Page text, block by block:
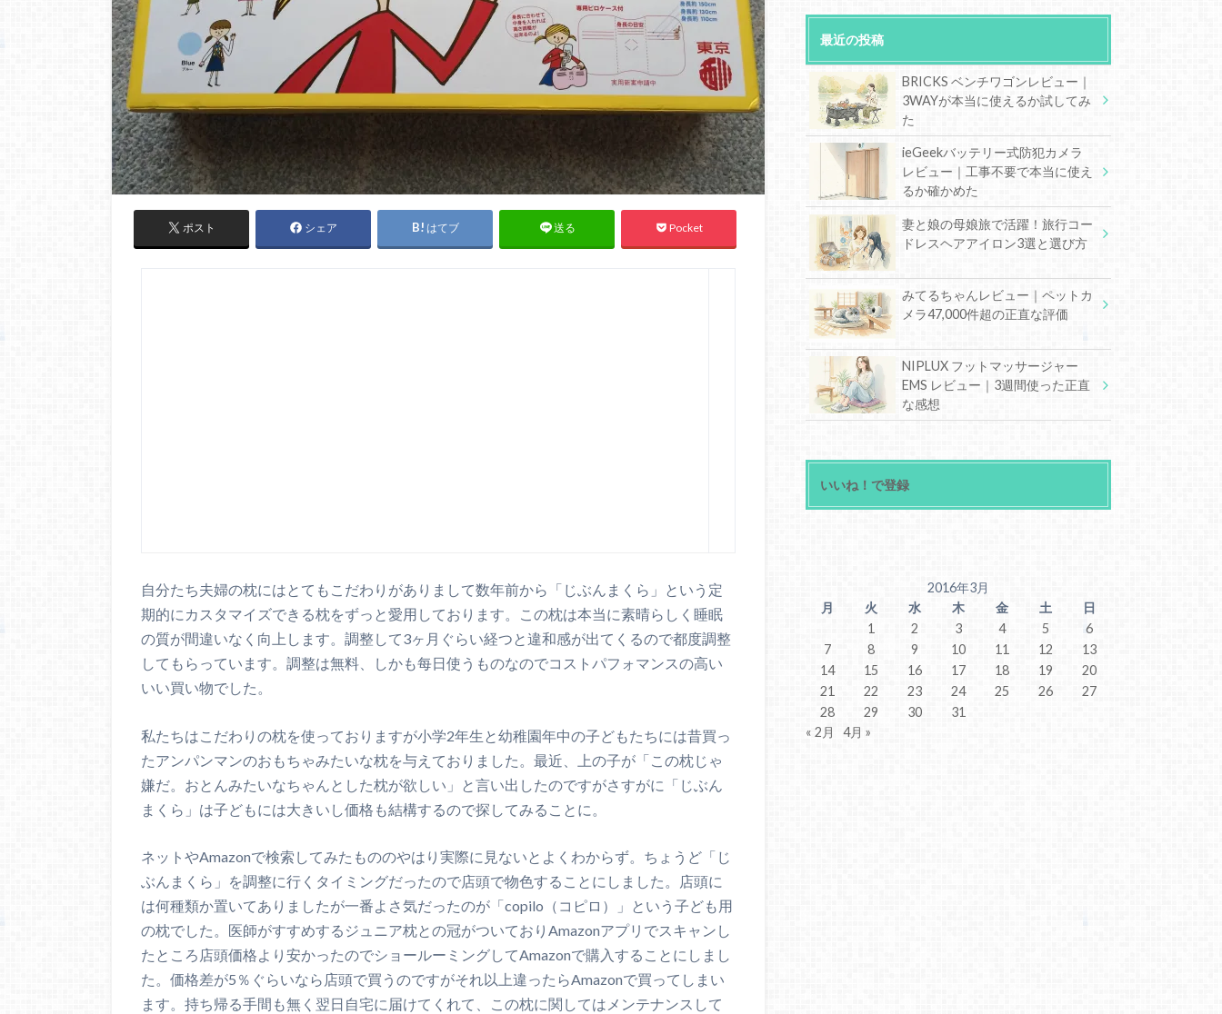
ポスト シェア はてブ 送る Pocket
自分たち夫婦の枕にはとてもこだわりがありまして数年前から「じぶんまくら」という定
期的にカスタマイズできる枕をずっと愛用しております。この枕は本当に素晴らしく睡眠
の質が間違いなく向上します。調整して3ヶ月ぐらい経つと違和感が出てくるので都度調整
してもらっています。調整は無料、しかも每日使うものなのでコストパフォマンスの高い
いい買い物でした。
私たちはこだわりの枕を使っておりますが小学2年生と幼稚園年中の子どもたちには昔買っ
たアンパンマンのおもちゃみたいな枕を与えておりました。最近、上の子が「この枕じゃ
嫌だ。おとんみたいなちゃんとした枕が欲しい」と言い出したのですがさすがに「じぶん
まくら」は子どもには大きいし価格も結構するので探してみることに。
ネットやAmazonで検索してみたもののやはり実際に見ないとよくわからず。ちょうど「じ
ぶんまくら」を調整に行くタイミングだったので店頭で物色することにしました。店頭に
は何種類か置いてありましたが一番よさ気だったのが「copilo（コピロ）」という子ども用
の枕でした。医師がすすめするジュニア枕との冠がついておりAmazonアプリでスキャンし
たところ店頭価格より安かったのでショールーミングしてAmazonで購入することにしまし
た。価格差が5％ぐらいなら店頭で買うのですがそれ以上違ったらAmazonで買ってしまい
ます。持ち帰る手間も無く翌日自宅に届けてくれて、この枕に関してはメンテナンスして
最近の投稿
BRICKS ベンチワゴンレビュー｜
3WAYが本当に使えるか試してみ
た
ieGeekバッテリー式防犯カメラ
レビュー｜工事不要で本当に使え
るか確かめた
妻と娘の母娘旅で活躍！旅行コー
ドレスヘアアイロン3選と選び方
みてるちゃんレビュー｜ペットカ
メラ47,000件超の正直な評価
NIPLUX フットマッサージャー
EMS レビュー｜3週間使った正直
な感想
いいね！で登録
2016年3月
月
火 水 木 金 土
日
1
2 3 4 5
6
7
8 9 10 11 12
13
14
15 16 17 18 19
20
21
22 23 24 25 26
27
28
29 30
31
« 2月
4月 »